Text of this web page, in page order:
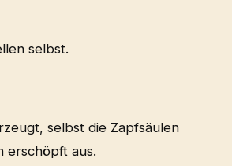
selbst.
selbst die Zapfsäulen
erschöpft aus.